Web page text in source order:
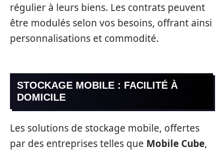
régulier à leurs biens. Les contrats peuvent
être modulés selon vos besoins, offrant ainsi
personnalisations et commodité.
STOCKAGE MOBILE : FACILITÉ À
DOMICILE
Les solutions de stockage mobile, offertes
par des entreprises telles que Mobile Cube,